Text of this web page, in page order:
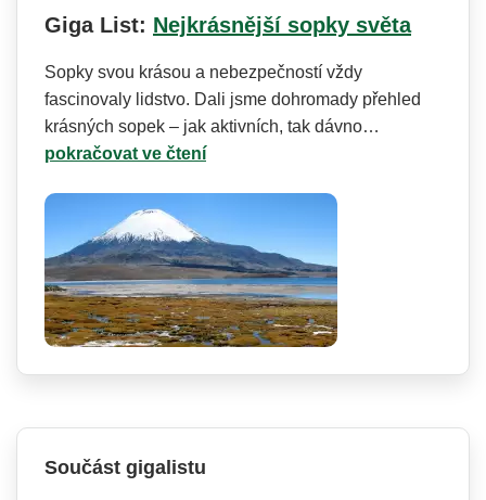
Giga List: Nejkrásnější sopky světa
Sopky svou krásou a nebezpečností vždy
fascinovaly lidstvo. Dali jsme dohromady přehled
krásných sopek – jak aktivních, tak dávno…
pokračovat ve čtení
Součást gigalistu